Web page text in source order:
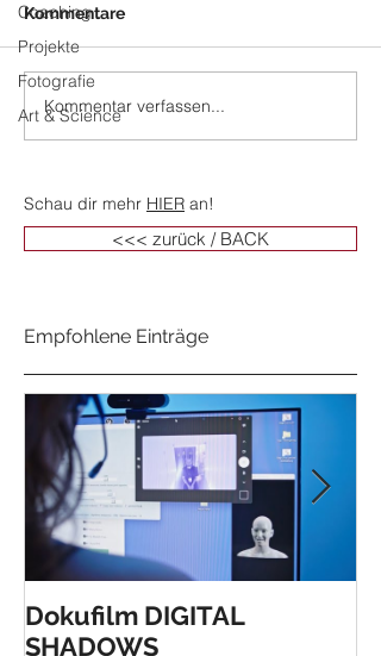
Coaching
Projekte
Fotografie
Art & Science
Kommentare
Kommentar verfassen...
Schau dir mehr HIER an!
<<< zurück / BACK
Empfohlene Einträge
Dokufilm DIGITAL
SHADOWS